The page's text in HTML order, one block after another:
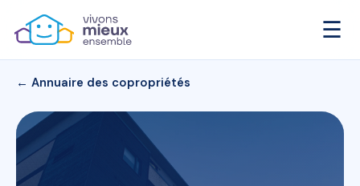
☰
← Annuaire des copropriétés